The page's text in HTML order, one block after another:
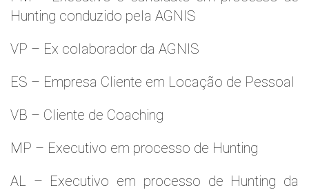
Hunting conduzido pela AGNIS
VP – Ex colaborador da AGNIS
ES – Empresa Cliente em Locação de Pessoal
VB – Cliente de Coaching
MP – Executivo em processo de Hunting
AL – Executivo em processo de Hunting da